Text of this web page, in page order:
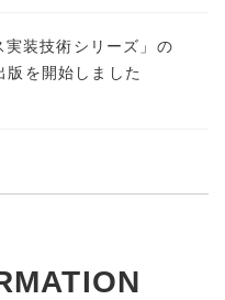
実装技術シリーズ」の
を開始しました